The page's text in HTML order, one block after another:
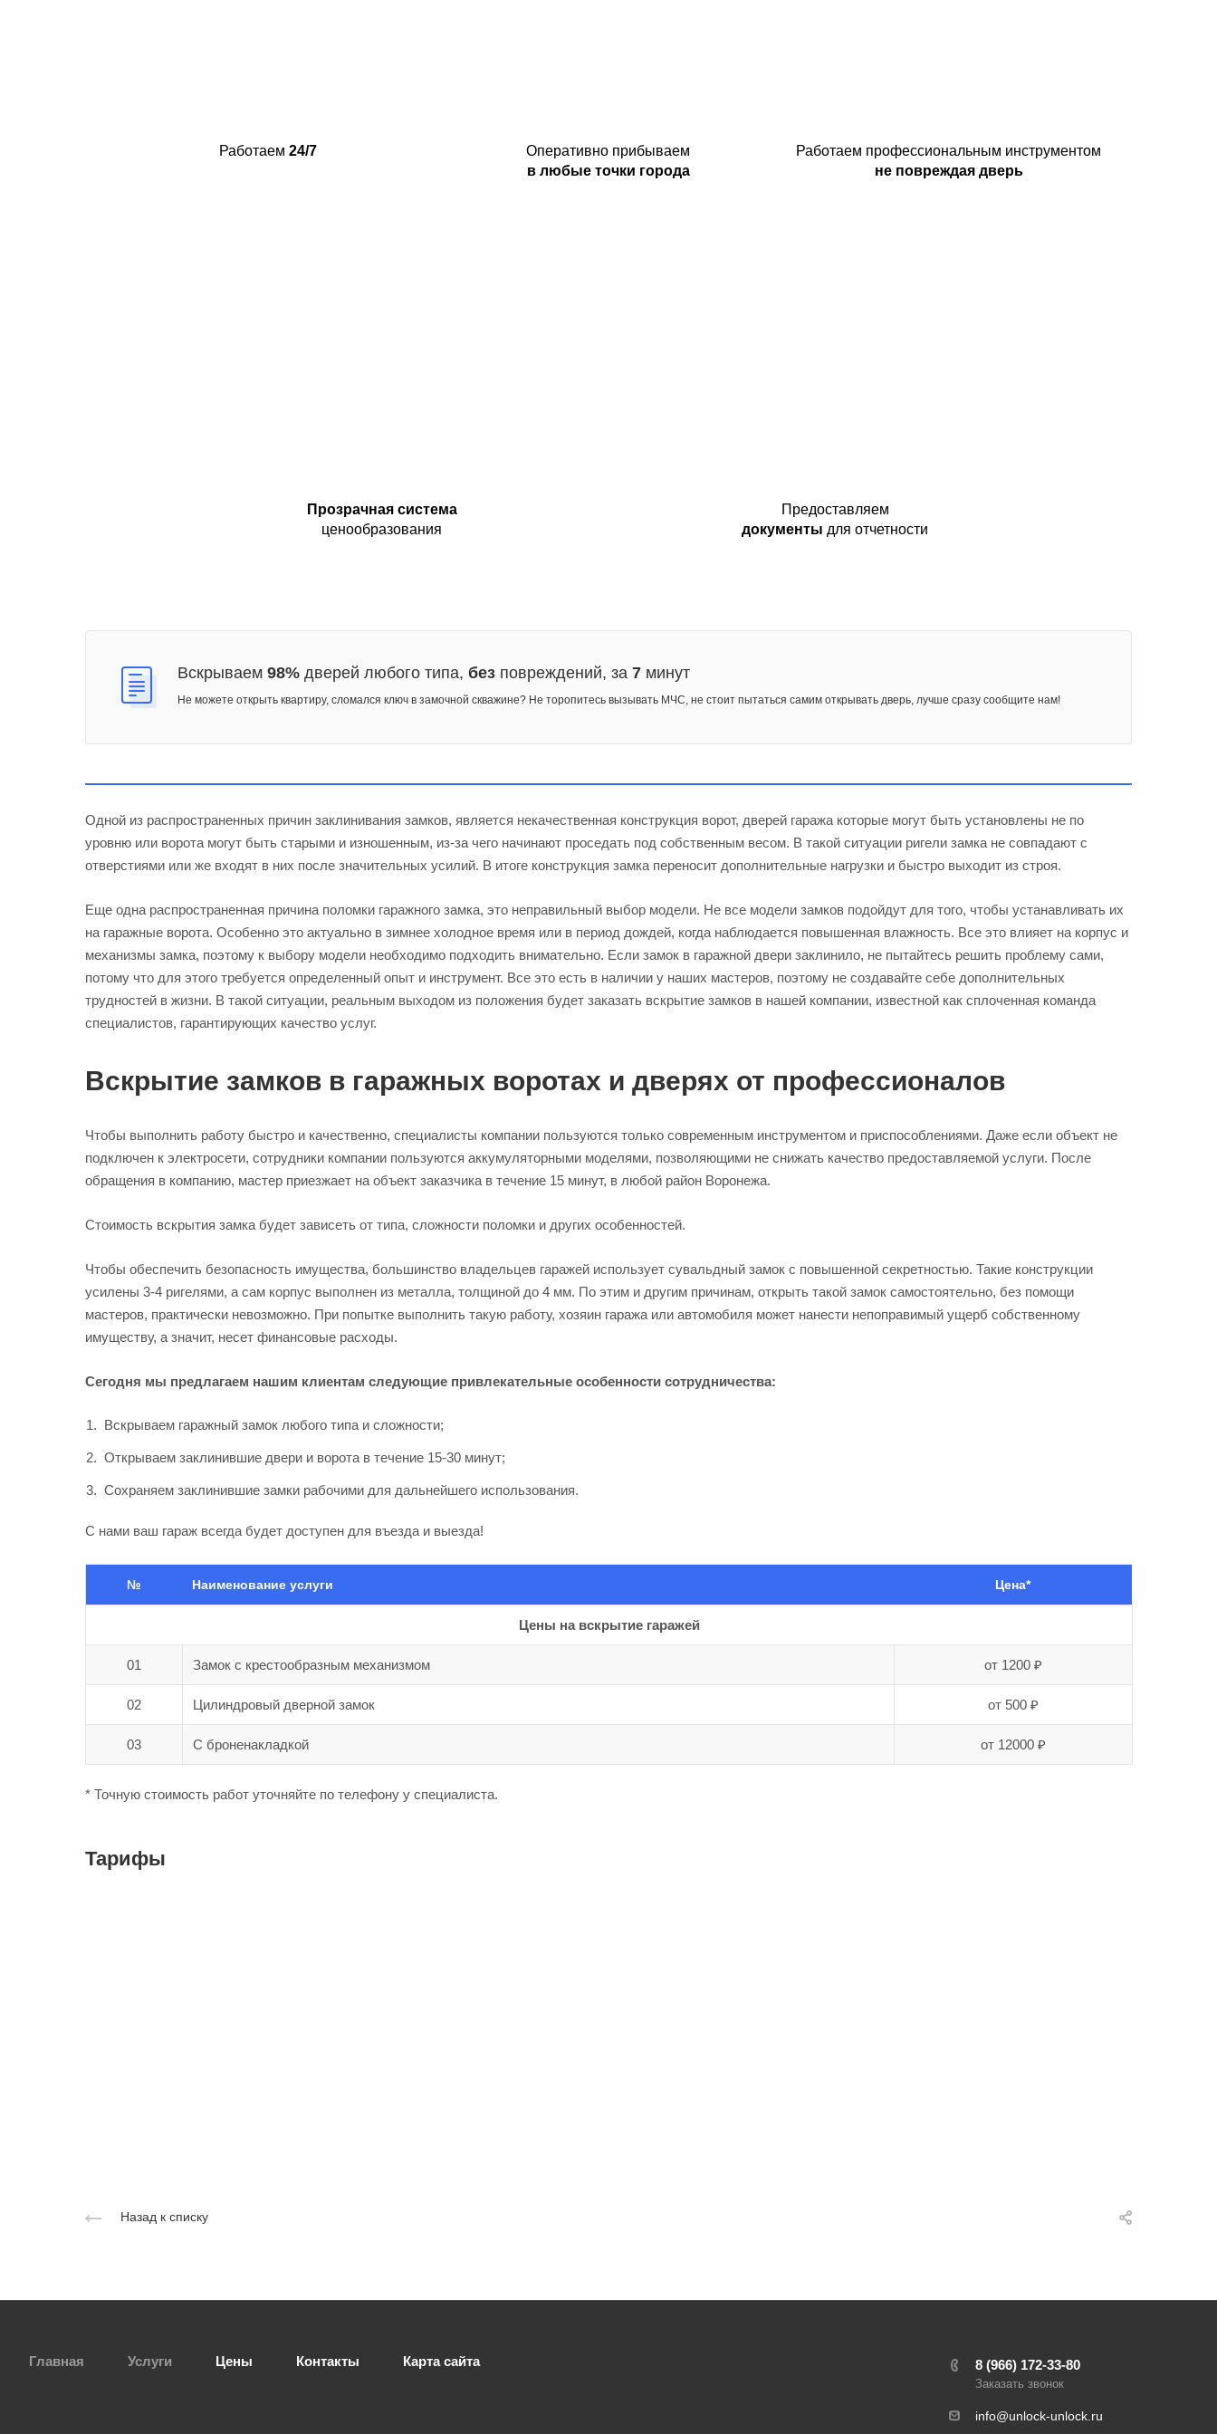
Работаем24/7
Оперативно прибываем
в любые точки города
Работаем профессиональным инструментом
не повреждая дверь
Прозрачная система
ценообразования
Предоставляем
документы для отчетности
Вскрываем 98% дверей любого типа, без повреждений, за 7 минут
Не можете открыть квартиру, сломался ключ в замочной скважине? Не торопитесь вызывать МЧС, не стоит пытаться самим открывать дверь, лучше сразу сообщите нам!
Одной из распространенных причин заклинивания замков, является некачественная конструкция ворот, дверей гаража которые могут быть установлены не по
уровню или ворота могут быть старыми и изношенным, из-за чего начинают проседать под собственным весом. В такой ситуации ригели замка не совпадают с
отверстиями или же входят в них после значительных усилий. В итоге конструкция замка переносит дополнительные нагрузки и быстро выходит из строя.
Еще одна распространенная причина поломки гаражного замка, это неправильный выбор модели. Не все модели замков подойдут для того, чтобы устанавливать их
на гаражные ворота. Особенно это актуально в зимнее холодное время или в период дождей, когда наблюдается повышенная влажность. Все это влияет на корпус и
механизмы замка, поэтому к выбору модели необходимо подходить внимательно. Если замок в гаражной двери заклинило, не пытайтесь решить проблему сами,
потому что для этого требуется определенный опыт и инструмент. Все это есть в наличии у наших мастеров, поэтому не создавайте себе дополнительных
трудностей в жизни. В такой ситуации, реальным выходом из положения будет заказать вскрытие замков в нашей компании, известной как сплоченная команда
специалистов, гарантирующих качество услуг.
Вскрытие замков в гаражных воротах и дверях от профессионалов
Чтобы выполнить работу быстро и качественно, специалисты компании пользуются только современным инструментом и приспособлениями. Даже если объект не
подключен к электросети, сотрудники компании пользуются аккумуляторными моделями, позволяющими не снижать качество предоставляемой услуги. После
обращения в компанию, мастер приезжает на объект заказчика в течение 15 минут, в любой район Воронежа.
Стоимость вскрытия замка будет зависеть от типа, сложности поломки и других особенностей.
Чтобы обеспечить безопасность имущества, большинство владельцев гаражей использует сувальдный замок с повышенной секретностью. Такие конструкции
усилены 3-4 ригелями, а сам корпус выполнен из металла, толщиной до 4 мм. По этим и другим причинам, открыть такой замок самостоятельно, без помощи
мастеров, практически невозможно. При попытке выполнить такую работу, хозяин гаража или автомобиля может нанести непоправимый ущерб собственному
имуществу, а значит, несет финансовые расходы.
Сегодня мы предлагаем нашим клиентам следующие привлекательные особенности сотрудничества:
Вскрываем гаражный замок любого типа и сложности;
Открываем заклинившие двери и ворота в течение 15-30 минут;
Сохраняем заклинившие замки рабочими для дальнейшего использования.
С нами ваш гараж всегда будет доступен для въезда и выезда!
№ Наименование услуги Цена*
Цены на вскрытие гаражей
01 Замок с крестообразным механизмом от 1200 ₽
02 Цилиндровый дверной замок от 500 ₽
03 С броненакладкой от 12000 ₽
* Точную стоимость работ уточняйте по телефону у специалиста.
Тарифы
Назад к списку
Главная Услуги Цены Контакты Карта сайта 8 (966) 172-33-80
Заказать звонок
info@unlock-unlock.ru